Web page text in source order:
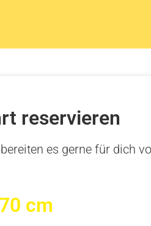
reservieren
es gerne für dich
cm